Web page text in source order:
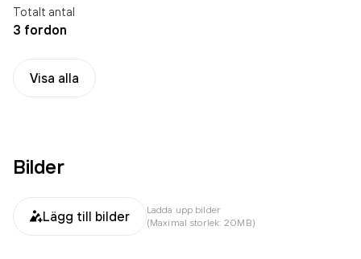
Totalt antal
3 fordon
Visa alla
Bilder
Lägg till bilder
Ladda upp bilder
(Maximal storlek: 20MB)